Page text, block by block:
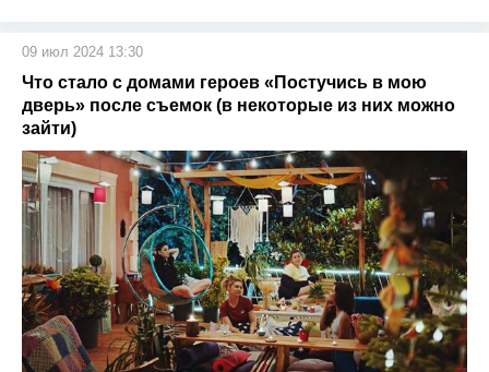
09 июл 2024 13:30
Что стало с домами героев «Постучись в мою
дверь» после съемок (в некоторые из них можно
зайти)